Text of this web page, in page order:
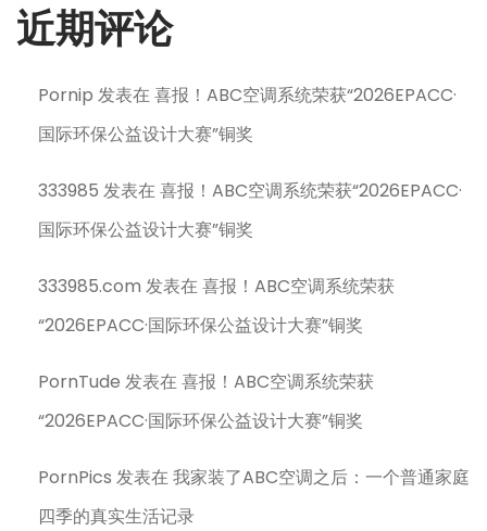
近期评论
Pornip 发表在喜报！ABC空调系统荣获“2026EPACC·
国际环保公益设计大赛”铜奖
333985 发表在喜报！ABC空调系统荣获“2026EPACC·
国际环保公益设计大赛”铜奖
333985.com 发表在喜报！ABC空调系统荣获
“2026EPACC·国际环保公益设计大赛”铜奖
PornTude 发表在喜报！ABC空调系统荣获
“2026EPACC·国际环保公益设计大赛”铜奖
PornPics 发表在我家装了ABC空调之后：一个普通家庭
四季的真实生活记录